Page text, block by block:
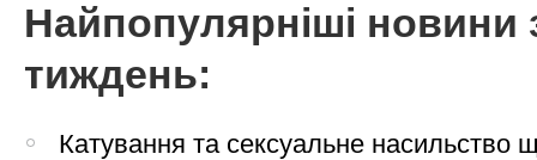
Найпопулярніші новини
тиждень:
Катування та сексуальне насильство